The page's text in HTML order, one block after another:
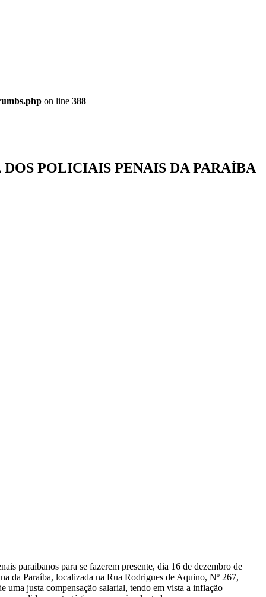
on line 388
POLICIAIS PENAIS DA PARAÍBA
paraibanos para se fazerem presente, dia 16 de dezembro de
da Paraíba, localizada na Rua Rodrigues de Aquino, Nº 267,
justa compensação salarial, tendo em vista a inflação